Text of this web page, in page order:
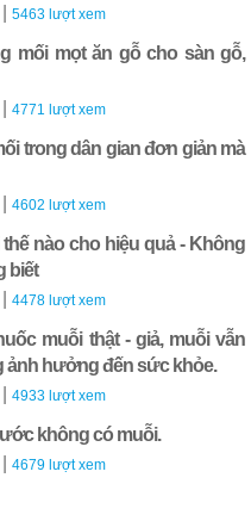
5463 lượt xem
mối mọt ăn gỗ cho sàn gỗ,
4771 lượt xem
trong dân gian đơn giản mà
4602 lượt xem
thế nào cho hiệu quả - Không
biết
4478 lượt xem
muỗi thật - giả, muỗi vẫn
ảnh hưởng đến sức khỏe.
4933 lượt xem
không có muỗi.
4679 lượt xem